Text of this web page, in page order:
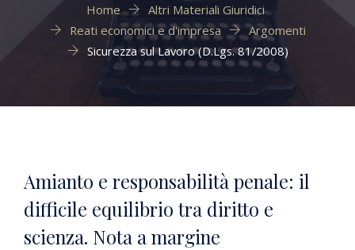
Home
Altri Materiali Giuridici
Reati economici e d'impresa
Argomenti
Sicurezza sul Lavoro (D.Lgs. 81/2008)
Amianto e responsabilità penale: il
difficile equilibrio tra diritto e
scienza. Nota a margine